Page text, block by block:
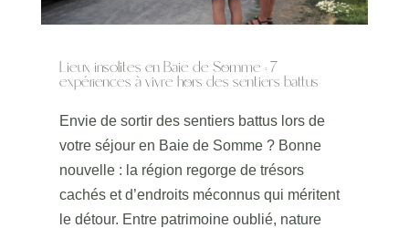
Lieux insolites en Baie de Somme : 7
expériences à vivre hors des sentiers battus
Envie de sortir des sentiers battus lors de
votre séjour en Baie de Somme ? Bonne
nouvelle : la région regorge de trésors
cachés et d’endroits méconnus qui méritent
le détour. Entre patrimoine oublié, nature